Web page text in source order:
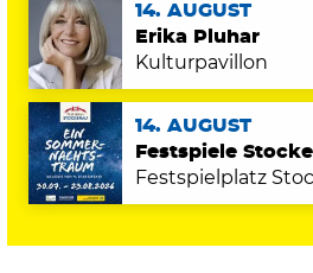
14. AUGUST
Erika Pluhar
Kulturpavillon
14. AUGUST
Festspiele
Festspielplatz